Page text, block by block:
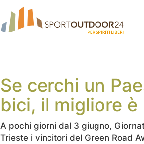
Se cerchi un
bici, il migliore è
A pochi giorni dal 3 giugno,
Trieste i vincitori del Green Road